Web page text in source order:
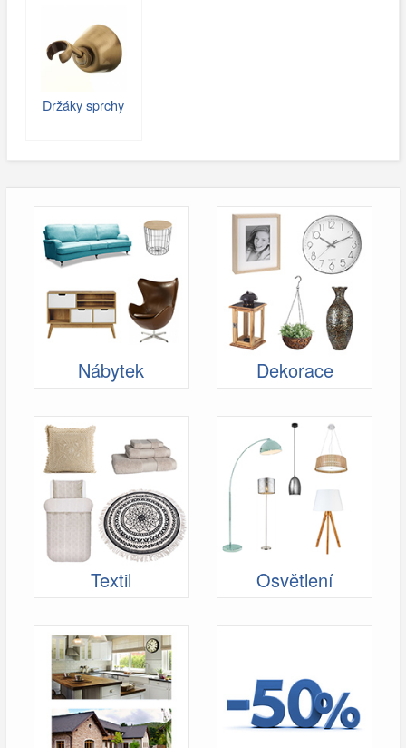
Držáky sprchy
Nábytek Dekorace
Textil Osvětlení